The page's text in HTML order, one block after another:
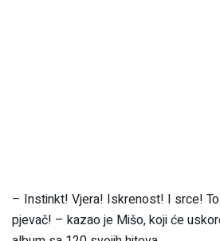
– Instinkt! Vjera! Iskrenost! I srce!
pjevač! – kazao je Mišo, koji će